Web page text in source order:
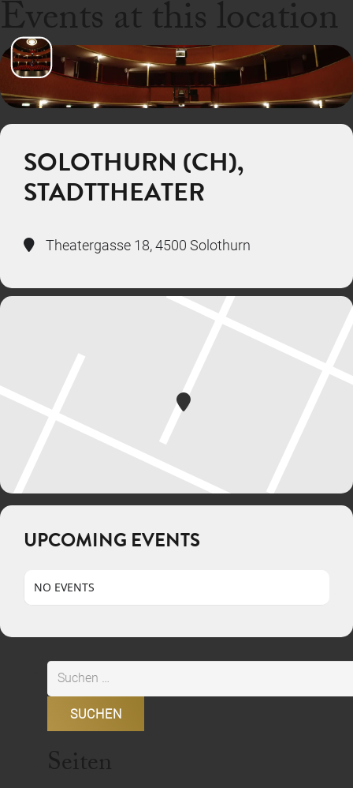
Events at this location
SOLOTHURN (CH),
STADTTHEATER
Theatergasse 18, 4500 Solothurn
UPCOMING EVENTS
NO EVENTS
Suchen
nach:
Seiten